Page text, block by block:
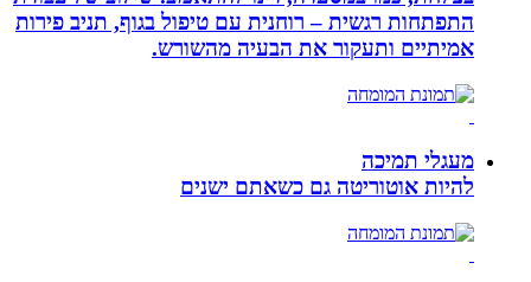
התפתחות רגשית – רוחנית עם טיפול בגוף, תניב פירות
אמיתיים ותעקור את הבעיה מהשורש.
מעגלי תמיכה
להיות אוטוריטה גם כשאתם ישנים